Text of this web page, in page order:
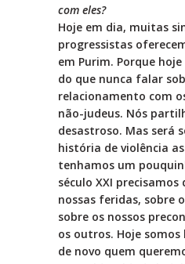
com eles?
Hoje em dia, muitas
progressistas
em Purim. Porque
do que nunca falar
relacionamento com
não-judeus. Nós
desastroso. Mas será
história de violência
tenhamos um
século XXI
nossas feridas, sobre
sobre os nossos
os outros. Hoje
de novo quem